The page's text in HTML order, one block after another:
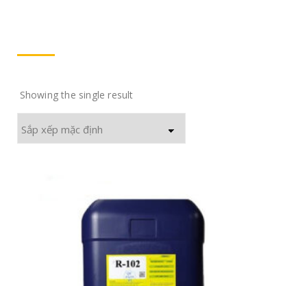
Showing the single result